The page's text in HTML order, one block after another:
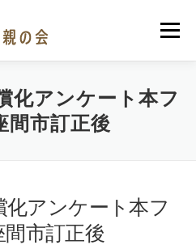
メニュー
童ガイド トピックス
化アンケート本フ
間市訂正後
化アンケート本フ
市訂正後